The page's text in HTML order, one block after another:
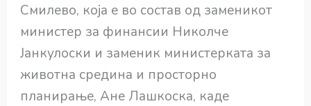
Смилево, која е во состав од заменикот
министер за финансии Николче
Јанкулоски и заменик министерката за
животна средина и просторно
планирање, Ане Лашкоска, каде